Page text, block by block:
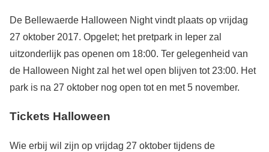
De Bellewaerde Halloween Night vindt plaats op vrijdag
27 oktober 2017. Opgelet; het pretpark in Ieper zal
uitzonderlijk pas openen om 18:00. Ter gelegenheid van
de Halloween Night zal het wel open blijven tot 23:00. Het
park is na 27 oktober nog open tot en met 5 november.
Tickets Halloween
Wie erbij wil zijn op vrijdag 27 oktober tijdens de